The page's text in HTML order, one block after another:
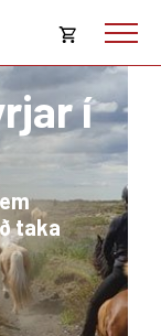
Opna
körfu
Loka
í
taka